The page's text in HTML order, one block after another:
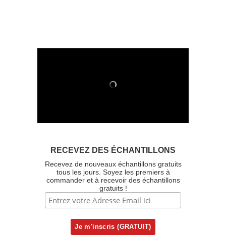
RECEVEZ DES ÉCHANTILLONS
Recevez de nouveaux échantillons gratuits
tous les jours. Soyez les premiers à
commander et à recevoir des échantillons
gratuits !